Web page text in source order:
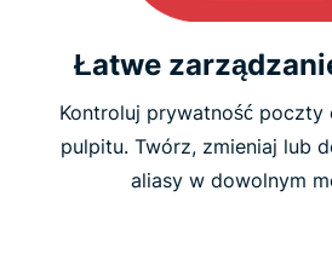
Łatwe
Kontroluj prywatność poczty
pulpitu. Twórz, zmieniaj lub
aliasy w dowolnym